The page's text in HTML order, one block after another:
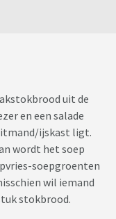
uit de
en een salade
ijskast ligt.
wordt het soep
soepgroenten
wil iemand
stokbrood.